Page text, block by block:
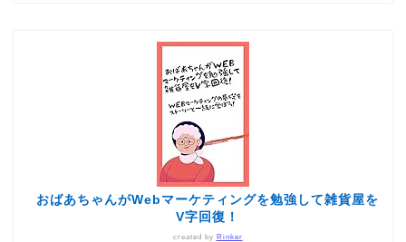
おばあちゃんがWebマーケティングを勉強して雑貨屋を
V字回復！
created by Rinker